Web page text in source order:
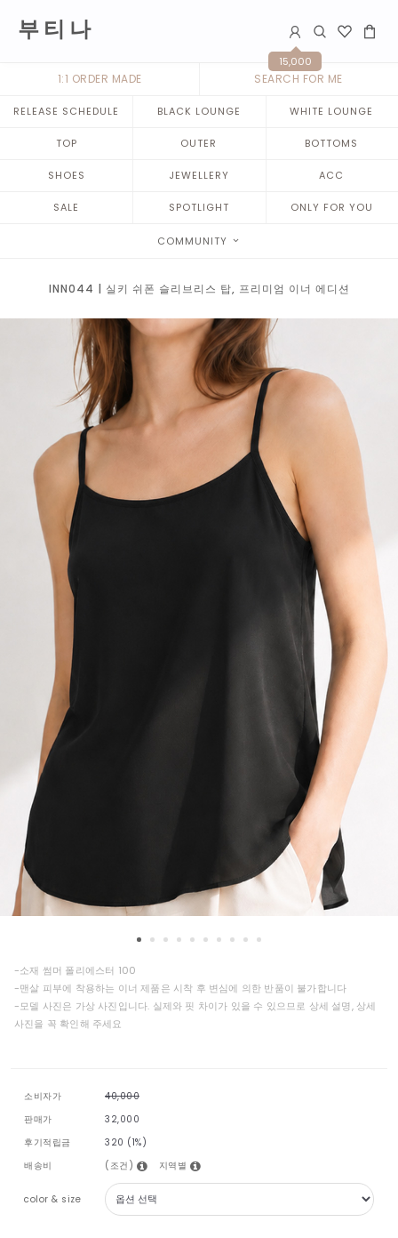
부 티 나
15,000
1:1 ORDER MADE SEARCH FOR ME
RELEASE SCHEDULE BLACK LOUNGE WHITE LOUNGE
TOP OUTER BOTTOMS
SHOES JEWELLERY ACC
SALE SPOTLIGHT ONLY FOR YOU
COMMUNITY
INN044 | 실키 쉬폰 슬리브리스 탑, 프리미엄 이너 에디션
-소재 썸머 폴리에스터 100
-맨살 피부에 착용하는 이너 제품은 시착 후 변심에 의한 반품이 불가합니다
-모델 사진은 가상 사진입니다. 실제와 핏 차이가 있을 수 있으므로 상세 설명, 상세
사진을 꼭 확인해 주세요
소비자가
40,000
판매가
32,000
후기적립금
320 (1%)
배송비
(조건) 지역별
color & size